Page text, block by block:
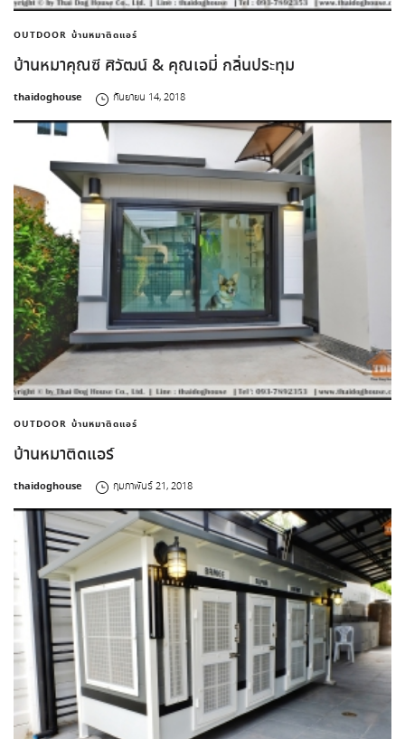
OUTDOOR บ้านหมาติดแอร์
บ้านหมาคุณซี ศิวัฒน์ & คุณเอมี่ กลิ่นประทุม
by
thaidoghouse กันยายน 14, 2018
OUTDOOR บ้านหมาติดแอร์
บ้านหมาติดแอร์
by
thaidoghouse กุมภาพันธ์ 21, 2018